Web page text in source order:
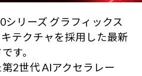
シリーズ グラフィックス
テクチャを採用した最新
す。
2世代 AIアクセラレー